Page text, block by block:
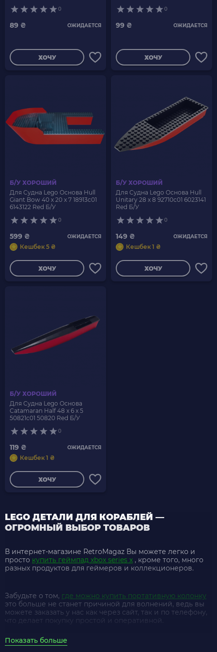
0
89 ₴ ОЖИДАЕТСЯ
ХОЧУ
0
99 ₴ ОЖИДАЕТСЯ
ХОЧУ
Б/У ХОРОШИЙ
Для Судна Lego Основа Hull
Giant Bow 40 x 20 x 7 18913c01
6143122 Red Б/У
0
599 ₴ ОЖИДАЕТСЯ
Кешбек 5 ₴
ХОЧУ
Б/У ХОРОШИЙ
Для Судна Lego Основа Hull
Unitary 28 x 8 92710c01 6023141
Red Б/У
0
149 ₴ ОЖИДАЕТСЯ
Кешбек 1 ₴
ХОЧУ
Б/У ХОРОШИЙ
Для Судна Lego Основа
Catamaran Half 48 x 6 x 5
50821c01 50820 Red Б/У
0
119 ₴ ОЖИДАЕТСЯ
Кешбек 1 ₴
ХОЧУ
LEGO ДЕТАЛИ ДЛЯ КОРАБЛЕЙ —
ОГРОМНЫЙ ВЫБОР ТОВАРОВ
В интернет-магазине RetroMagaz Вы можете легко и
просто купить геймпад xbox series x , кроме того, много
разных продуктов для геймеров и коллекционеров.
Забудьте о том, где можно купить портативную колонку
это больше не станет причиной для волнений, ведь вы
можете заказать у нас как через сайт, так и по телефону,
что делает покупку простой и оперативной.
стоимость аксессуаров ps5
Показать больше